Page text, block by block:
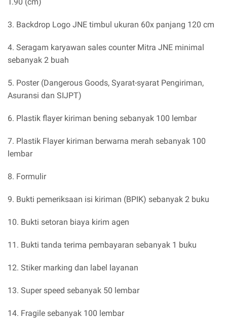
T.90 (cm)
3. Backdrop Logo JNE timbul ukuran 60x panjang 120 cm
4. Seragam karyawan sales counter Mitra JNE minimal
sebanyak 2 buah
5. Poster (Dangerous Goods, Syarat-syarat Pengiriman,
Asuransi dan SIJPT)
6. Plastik flayer kiriman bening sebanyak 100 lembar
7. Plastik Flayer kiriman berwarna merah sebanyak 100
lembar
8. Formulir
9. Bukti pemeriksaan isi kiriman (BPIK) sebanyak 2 buku
10. Bukti setoran biaya kirim agen
11. Bukti tanda terima pembayaran sebanyak 1 buku
12. Stiker marking dan label layanan
13. Super speed sebanyak 50 lembar
14. Fragile sebanyak 100 lembar